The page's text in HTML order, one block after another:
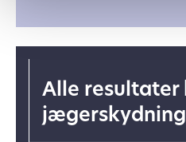
Alle resultater
jægerskydning